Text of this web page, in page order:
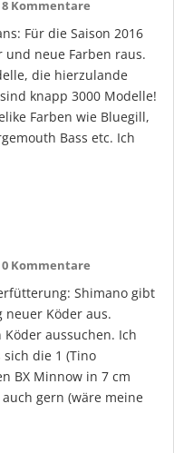
8 Kommentare
Für die Saison 2016
neue Farben raus.
die hierzulande
knapp 3000 Modelle!
Farben wie Bluegill,
Bass etc. Ich
0 Kommentare
Shimano gibt
neuer Köder aus.
aussuchen. Ich
die 1 (Tino
BX Minnow in 7 cm
gern (wäre meine